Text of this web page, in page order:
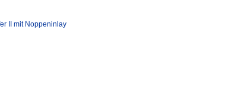
II mit Noppeninlay